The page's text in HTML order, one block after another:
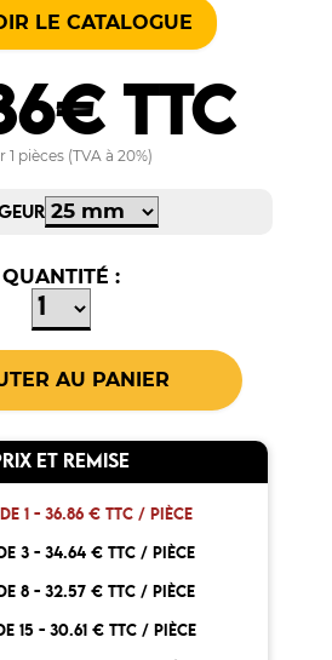
LE CATALOGUE
TTC
1 pièces (TVA à 20%)
QUANTITÉ :
ET REMISE
1 - 36.86 € TTC / PIÈCE
3 -34.64 € TTC / PIÈCE
8 -32.57 € TTC / PIÈCE
15 -30.61 € TTC / PIÈCE